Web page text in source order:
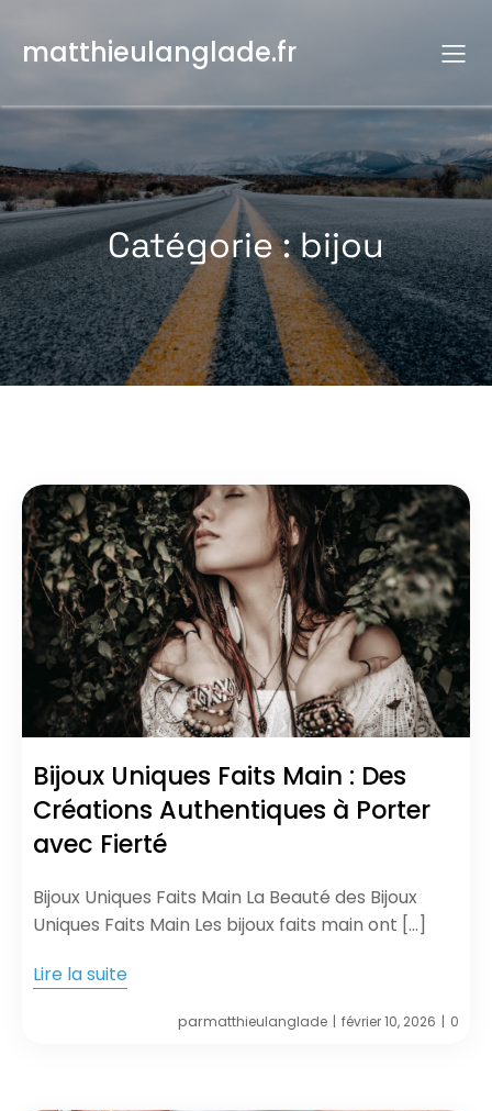
contenu
matthieulanglade.fr
Catégorie :bijou
Bijoux Uniques Faits Main : Des
Créations Authentiques à Porter
avec Fierté
Bijoux Uniques Faits Main La Beauté des Bijoux
Uniques Faits Main Les bijoux faits main ont […]
Lire la suite
parmatthieulanglade | février 10, 2026 | 0